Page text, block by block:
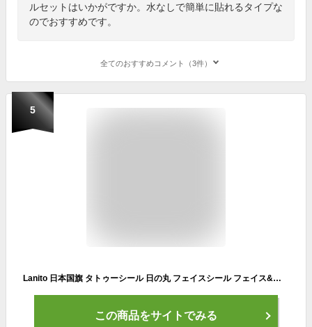
ルセットはいかがですか。水なしで簡単に貼れるタイプな
のでおすすめです。
全てのおすすめコメント（3件）
5
Lanito 日本国旗 タトゥーシール 日の丸 フェイスシール フェイス&ボディシール 日本応援グッズ 日本代表 応援 10個
この商品をサイトでみる